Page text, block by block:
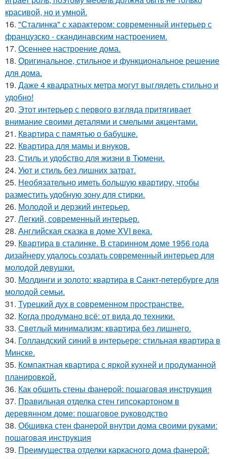
красивой, но и умной.
16. "Сталинка" с характером: современный интерьер с
французско - скандинавским настроением.
17. Осеннее настроение дома.
18. Оригинальное, стильное и функциональное решение
для дома.
19. Даже 4 квадратных метра могут выглядеть стильно и
удобно!
20. Этот интерьер с первого взгляда притягивает
внимание своими деталями и смелыми акцентами.
21. Квартира с памятью о бабушке.
22. Квартира для мамы и внуков.
23. Стиль и удобство для жизни в Тюмени.
24. Уют и стиль без лишних затрат.
25. Необязательно иметь большую квартиру, чтобы
разместить удобную зону для стирки.
26. Молодой и дерзкий интерьер.
27. Легкий, современный интерьер.
28. Английская сказка в доме XVI века.
29. Квартира в сталинке. В старинном доме 1956 года
дизайнеру удалось создать современный интерьер для
молодой девушки.
30. Молдинги и золото: квартира в Санкт-петербурге для
молодой семьи.
31. Турецкий дух в современном пространстве.
32. Когда продумано всё: от вида до техники.
33. Светлый минимализм: квартира без лишнего.
34. Голландский синий в интерьере: стильная квартира в
Минске.
35. Компактная квартира с яркой кухней и продуманной
планировкой.
36. Как обшить стены фанерой: пошаговая инструкция
37. Правильная отделка стен гипсокартоном в
деревянном доме: пошаговое руководство
38. Обшивка стен фанерой внутри дома своими руками:
пошаговая инструкция
39. Преимущества отделки каркасного дома фанерой: